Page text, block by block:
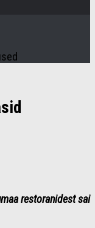
restoranidest sai